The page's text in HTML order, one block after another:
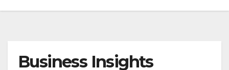
Business Insights